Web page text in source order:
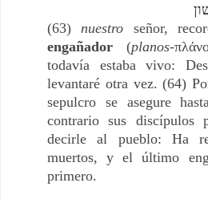
(63) nuestro señor,
engañador (planos-
todavía estaba vivo:
levantaré otra vez. (64)
sepulcro se asegure
contrario sus
decirle al pueblo: Ha
muertos, y el último
primero.